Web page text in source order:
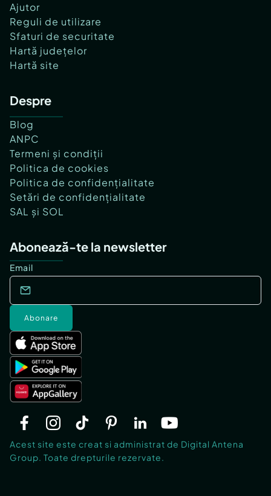
Ajutor
Reguli de utilizare
Sfaturi de securitate
Hartă județelor
Hartă site
Despre
Blog
ANPC
Termeni și condiții
Politica de cookies
Politica de confidențialitate
Setări de confidențialitate
SAL și SOL
Abonează-te la newsletter
Email
Abonare
Acest site este creat si administrat de Digital Antena
Group. Toate drepturile rezervate.